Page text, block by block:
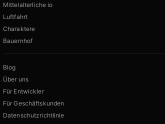
Mittelalterliche io
Luftfahrt
Charaktere
Bauernhof
Blog
Über uns
Für Entwickler
Für Geschäftskunden
Datenschutzrichtlinie